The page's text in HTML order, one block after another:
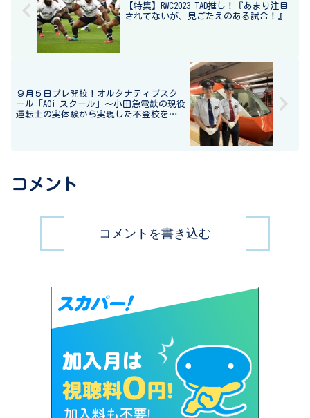
【特集】RWC2023 TAD推し！『あまり注目
されてないが、見ごたえのある試合！』
９月５日プレ開校！オルタナティブスク
ール「AOi スクール」～小田急電鉄の現役
運転士の実体験から実現した不登校を学
コメント
コメントを書き込む